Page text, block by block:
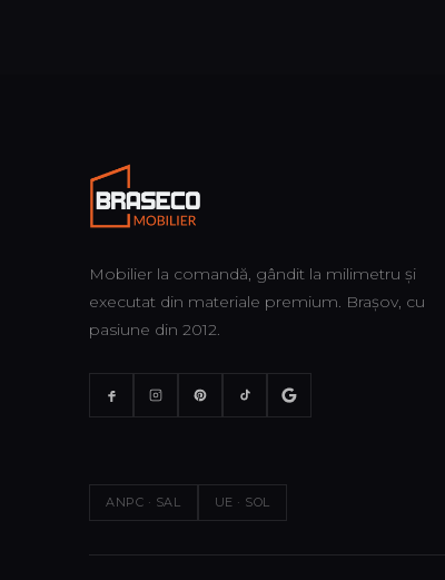
Mobilier la comandă, gândit la milimetru și
executat din materiale premium. Brașov, cu
pasiune din 2012.
ANPC · SAL UE · SOL